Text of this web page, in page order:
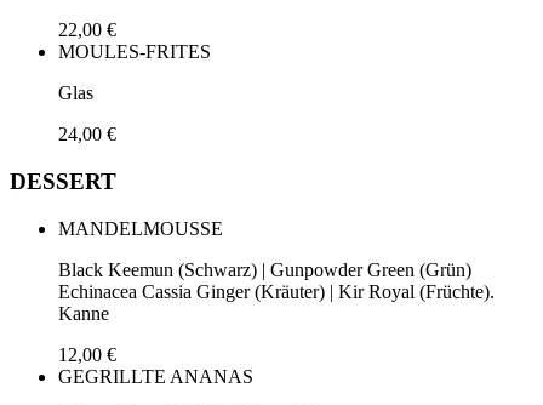
22,00 €
MOULES-FRITES
Glas
24,00 €
DESSERT
MANDELMOUSSE
Black Keemun (Schwarz) | Gunpowder Green (Grün)
Echinacea Cassia Ginger (Kräuter) | Kir Royal (Früchte).
Kanne
12,00 €
GEGRILLTE ANANAS